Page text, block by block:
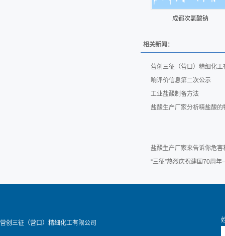
成都次氯酸钠
相关新闻：
营创三征（营口）精细化
响评价信息第二次公示
工业盐酸制备方法
盐酸生产厂家分析精盐酸的
盐酸生产厂家来告诉你危害
“三征”热烈庆祝建国70周
营创三征（营口）精细化工有限公司